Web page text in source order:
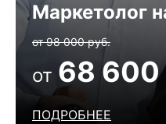
Маркетолог
ПОДРОБНЕЕ
от 98 000 руб.
от 68 600